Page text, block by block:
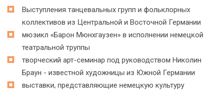
Выступления танцевальных групп и фольклорных
коллективов из Центральной и Восточной Германии
мюзикл «Барон Мюнхгаузен» в исполнении немецкой
театральной труппы
творческий арт-семинар под руководством Николин
Браун - известной художницы из Южной Германии
выставки, представляющие немецкую культуру